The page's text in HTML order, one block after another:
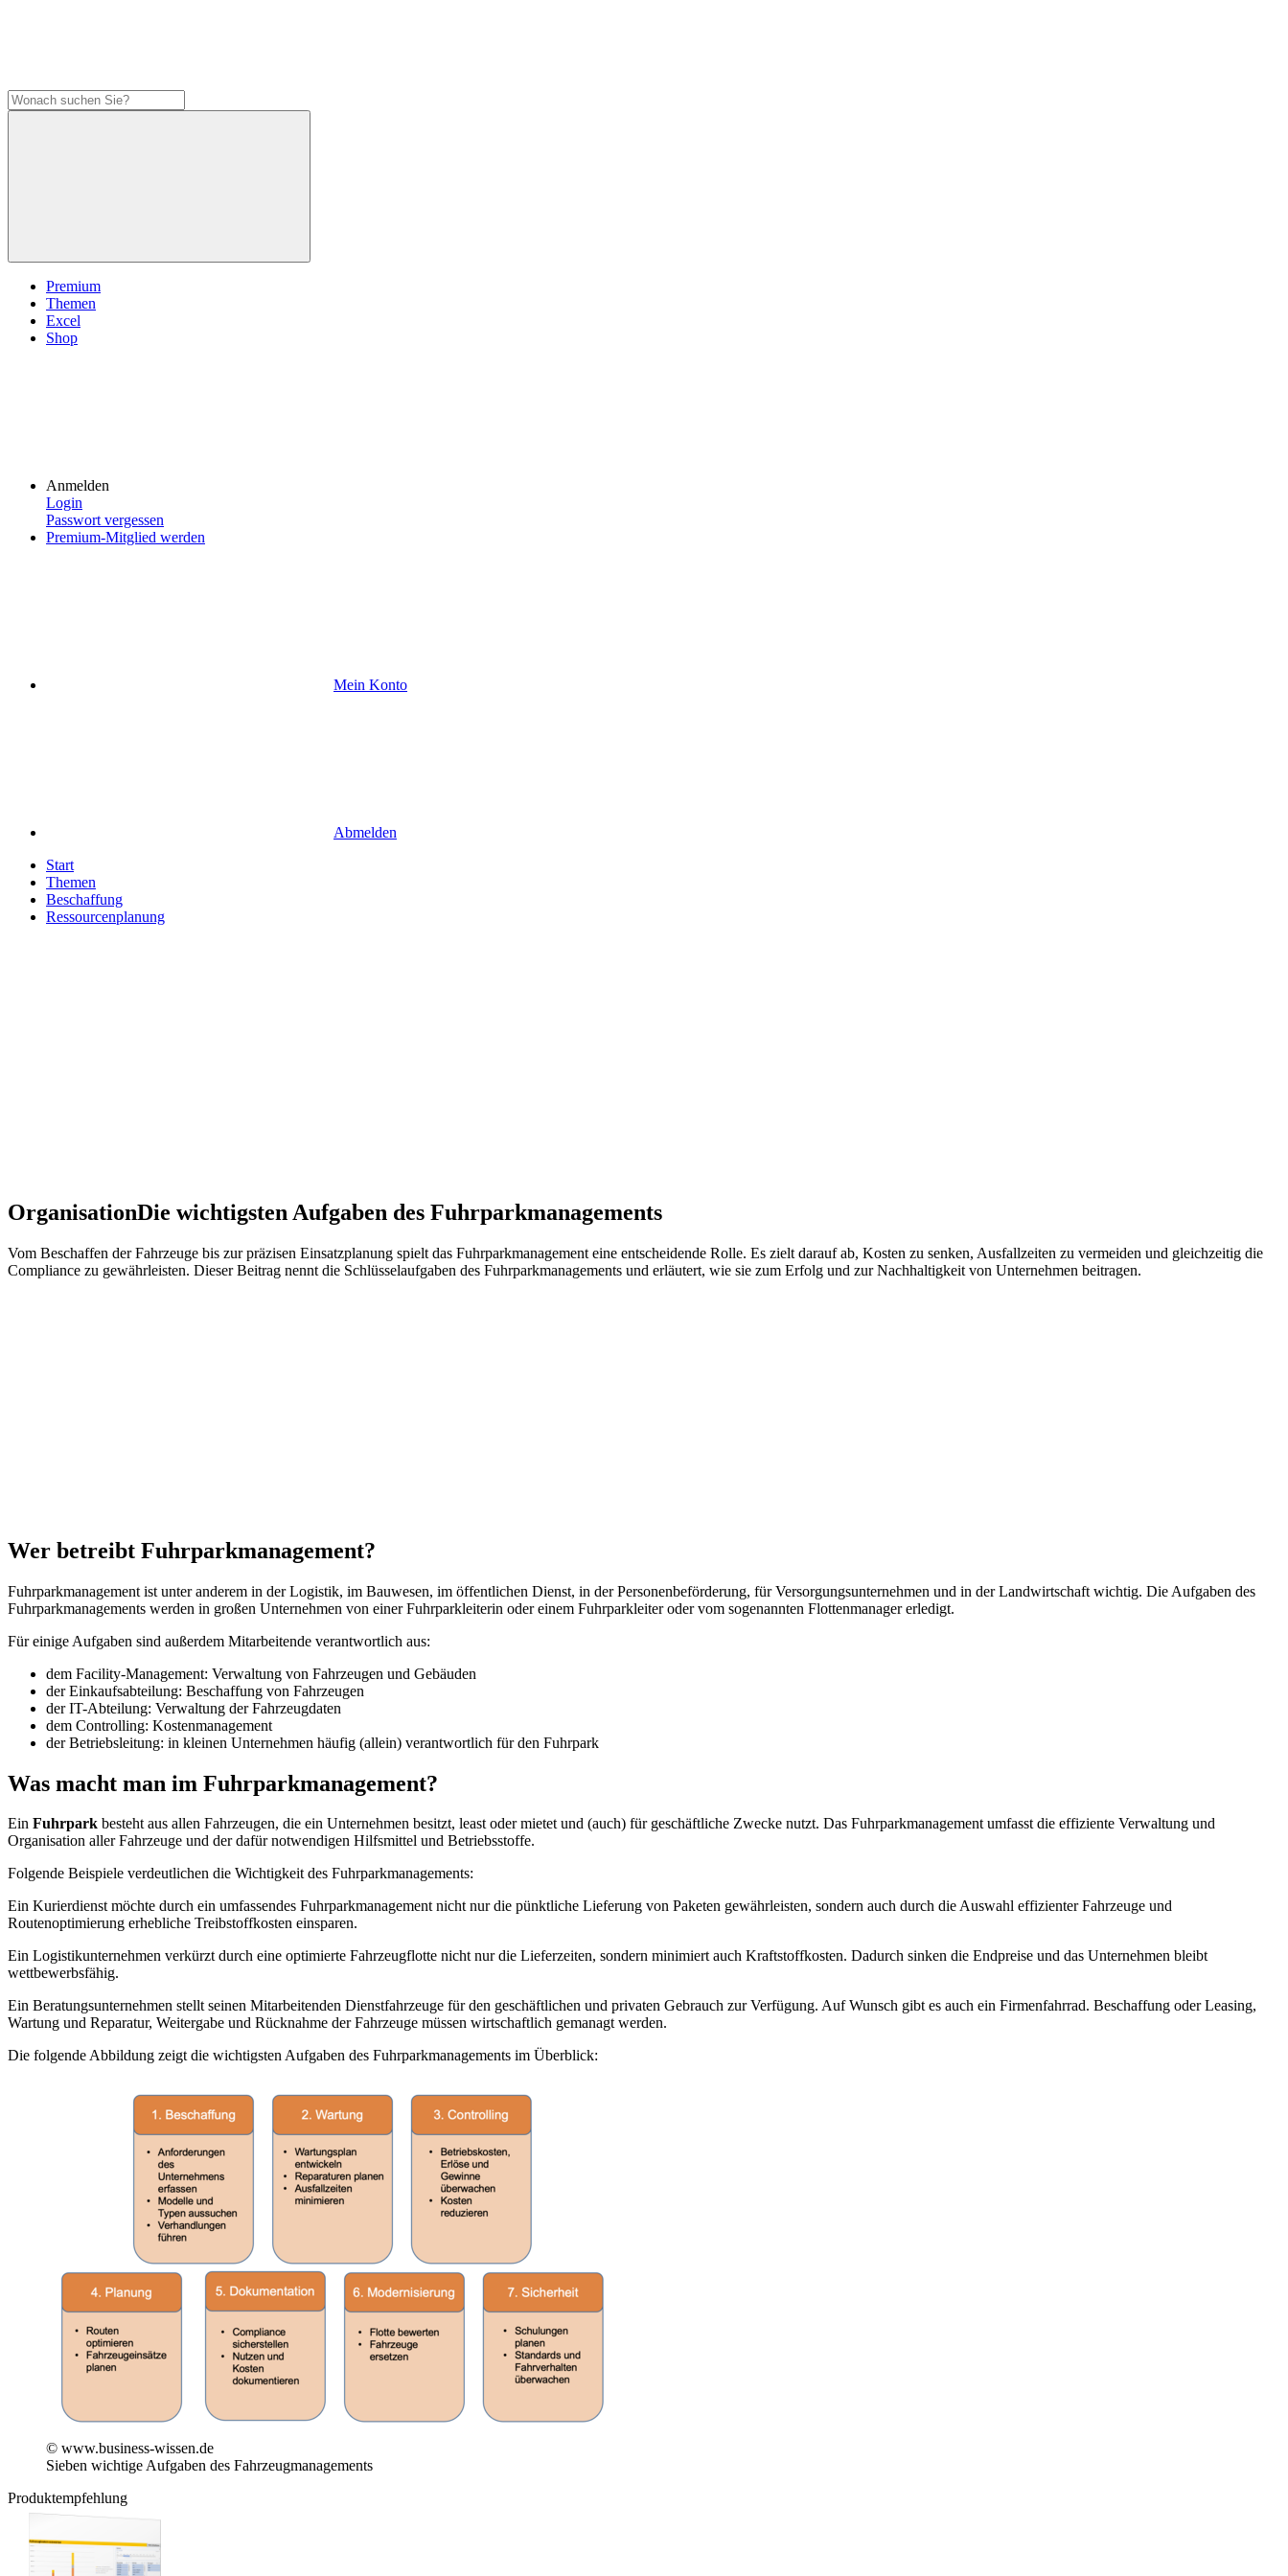
Premium
Themen
Excel
Shop
Anmelden
Login
Passwort vergessen
Premium-Mitglied werden
Mein Konto
Abmelden
Start
Themen
Beschaffung
Ressourcenplanung
OrganisationDie wichtigsten Aufgaben des Fuhrparkmanagements
Vom Beschaffen der Fahrzeuge bis zur präzisen Einsatzplanung spielt das Fuhrparkmanagement eine entscheidende Rolle. Es zielt darauf ab, Kosten zu senken, Ausfallzeiten zu vermeiden und gleichzeitig die
Compliance zu gewährleisten. Dieser Beitrag nennt die Schlüsselaufgaben des Fuhrparkmanagements und erläutert, wie sie zum Erfolg und zur Nachhaltigkeit von Unternehmen beitragen.
Wer betreibt Fuhrparkmanagement?
Fuhrparkmanagement ist unter anderem in der Logistik, im Bauwesen, im öffentlichen Dienst, in der Personenbeförderung, für Versorgungsunternehmen und in der Landwirtschaft wichtig. Die Aufgaben des
Fuhrparkmanagements werden in großen Unternehmen von einer Fuhrparkleiterin oder einem Fuhrparkleiter oder vom sogenannten Flottenmanager erledigt.
Für einige Aufgaben sind außerdem Mitarbeitende verantwortlich aus:
dem Facility-Management: Verwaltung von Fahrzeugen und Gebäuden
der Einkaufsabteilung: Beschaffung von Fahrzeugen
der IT-Abteilung: Verwaltung der Fahrzeugdaten
dem Controlling: Kostenmanagement
der Betriebsleitung: in kleinen Unternehmen häufig (allein) verantwortlich für den Fuhrpark
Was macht man im Fuhrparkmanagement?
Ein Fuhrpark besteht aus allen Fahrzeugen, die ein Unternehmen besitzt, least oder mietet und (auch) für geschäftliche Zwecke nutzt. Das Fuhrparkmanagement umfasst die effiziente Verwaltung und
Organisation aller Fahrzeuge und der dafür notwendigen Hilfsmittel und Betriebsstoffe.
Folgende Beispiele verdeutlichen die Wichtigkeit des Fuhrparkmanagements:
Ein Kurierdienst möchte durch ein umfassendes Fuhrparkmanagement nicht nur die pünktliche Lieferung von Paketen gewährleisten, sondern auch durch die Auswahl effizienter Fahrzeuge und
Routenoptimierung erhebliche Treibstoffkosten einsparen.
Ein Logistikunternehmen verkürzt durch eine optimierte Fahrzeugflotte nicht nur die Lieferzeiten, sondern minimiert auch Kraftstoffkosten. Dadurch sinken die Endpreise und das Unternehmen bleibt
wettbewerbsfähig.
Ein Beratungsunternehmen stellt seinen Mitarbeitenden Dienstfahrzeuge für den geschäftlichen und privaten Gebrauch zur Verfügung. Auf Wunsch gibt es auch ein Firmenfahrrad. Beschaffung oder Leasing,
Wartung und Reparatur, Weitergabe und Rücknahme der Fahrzeuge müssen wirtschaftlich gemanagt werden.
Die folgende Abbildung zeigt die wichtigsten Aufgaben des Fuhrparkmanagements im Überblick:
© www.business-wissen.de
Sieben wichtige Aufgaben des Fahrzeugmanagements
Produktempfehlung